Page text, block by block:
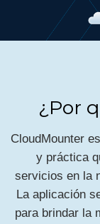
¿Por
CloudMounter
y práctica
servicios en la
La aplicación
para brindar la